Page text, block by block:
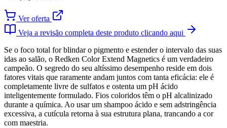
Ver oferta
Veja a revisão completa deste produto clicando aqui
Se o foco total for blindar o pigmento e estender o intervalo das suas
idas ao salão, o Redken Color Extend Magnetics é um verdadeiro
campeão. O segredo do seu altíssimo desempenho reside em dois
fatores vitais que raramente andam juntos com tanta eficácia: ele é
completamente livre de sulfatos e ostenta um pH ácido
inteligentemente formulado. Fios coloridos têm o pH alcalinizado
durante a química. Ao usar um shampoo ácido e sem adstringência
excessiva, a cutícula retorna à sua estrutura plana, trancando a cor
com maestria.